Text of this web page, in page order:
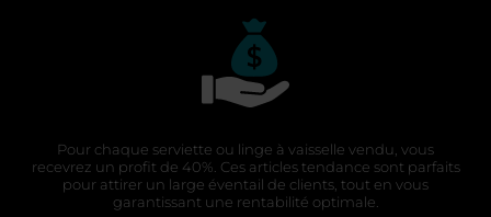
Pour chaque serviette ou linge à vaisselle vendu, vous
recevrez un profit de 40%. Ces articles tendance sont parfaits
pour attirer un large éventail de clients, tout en vous
garantissant une rentabilité optimale.